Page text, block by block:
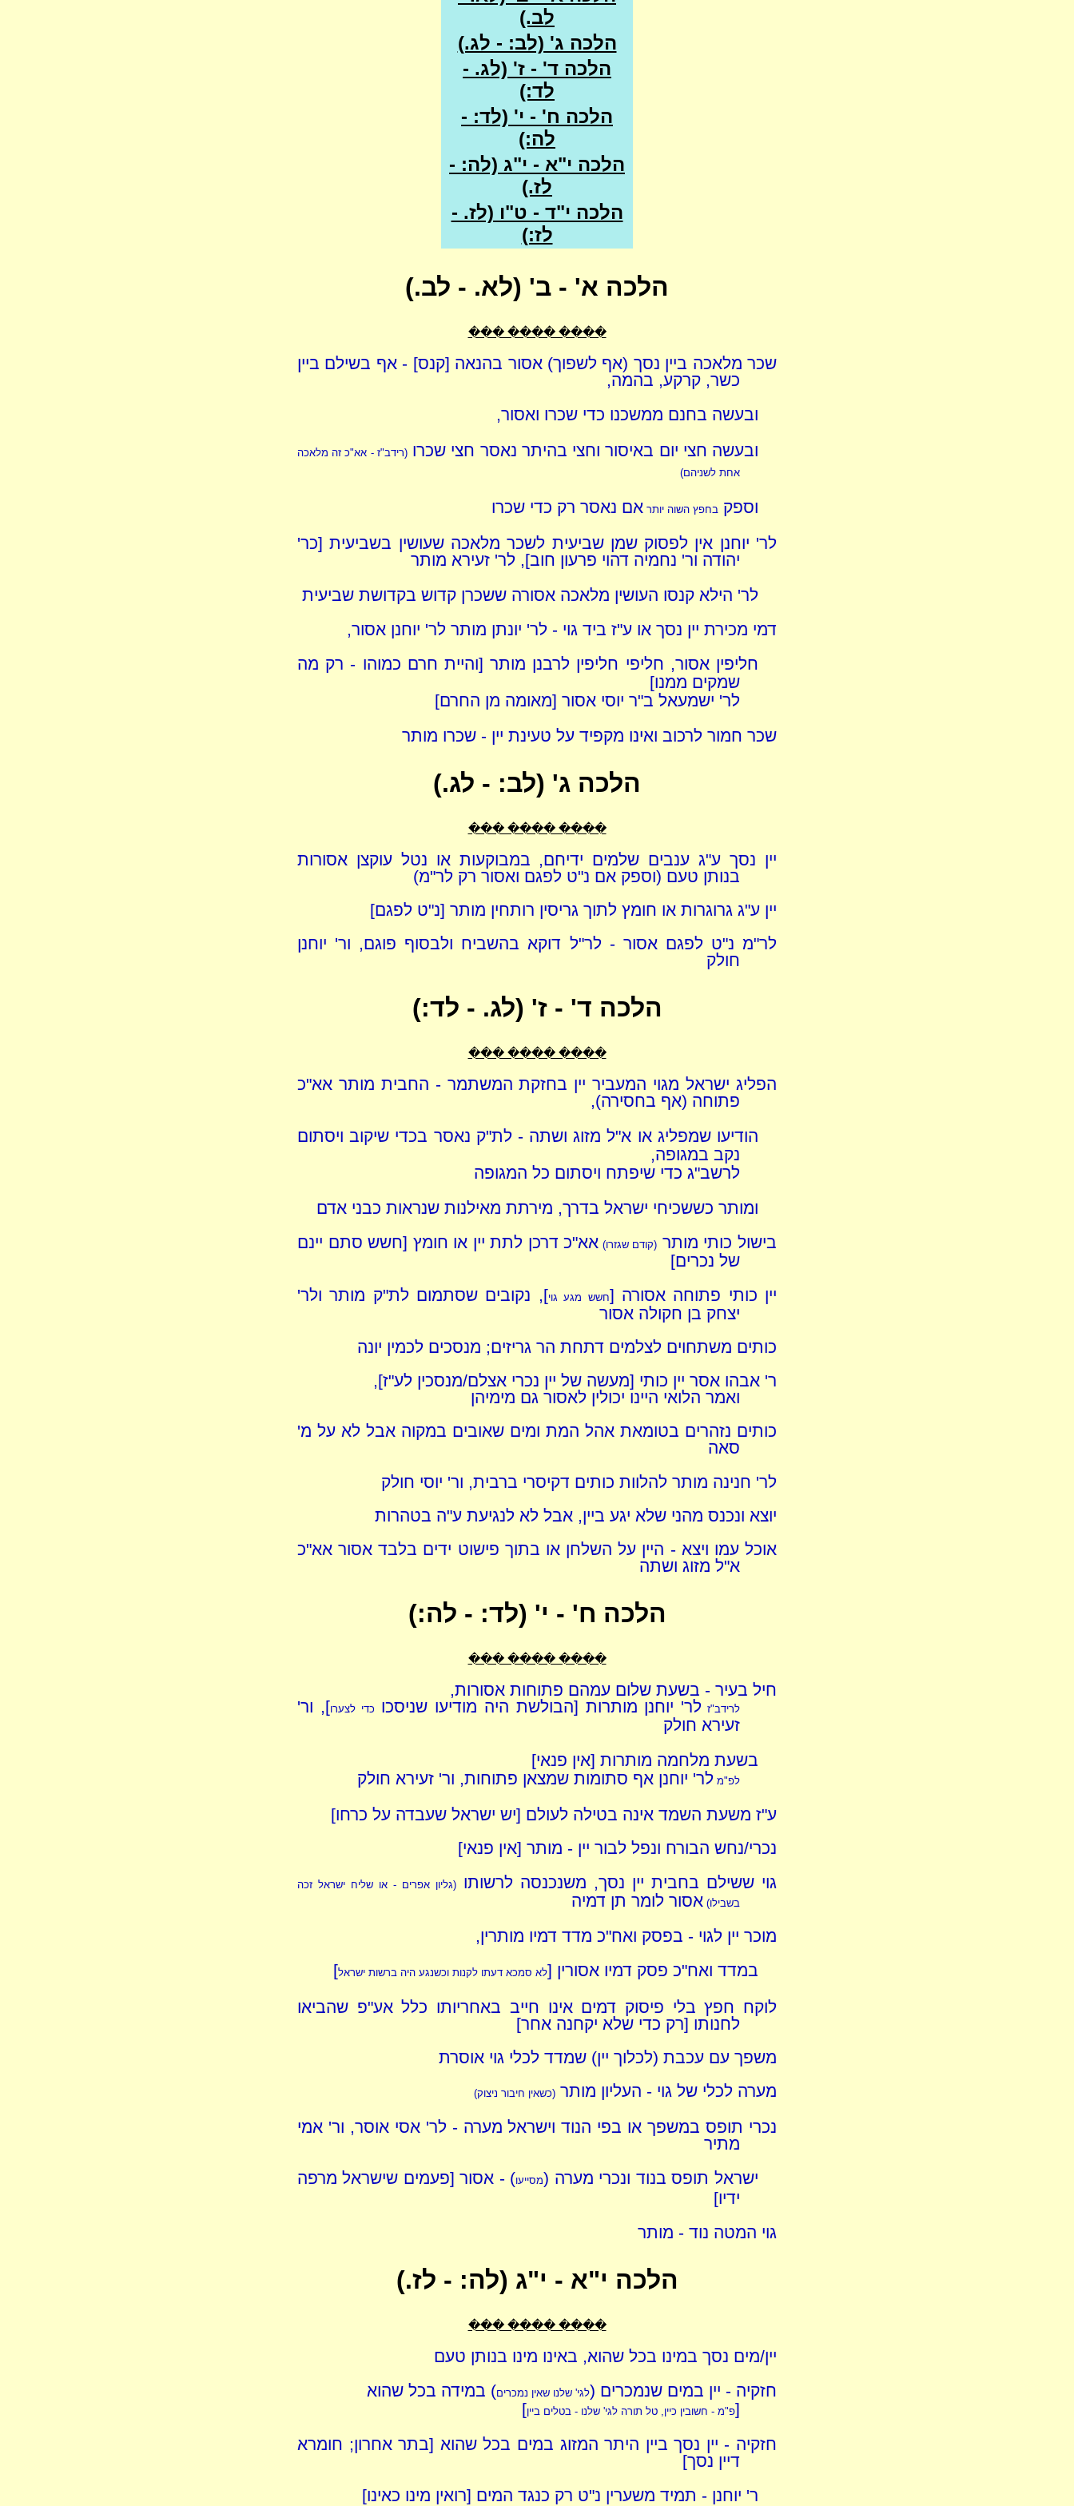
לב.)
הלכה ג' (לב: - לג.)
הלכה ד' - ז' (לג. -
לד:)
הלכה ח' - י' (לד: -
לה:)
הלכה י"א - י"ג (לה: -
לז.)
הלכה י"ד - ט"ו (לז. -
לז:)
הלכה א' - ב' (לא. - לב.)
���� ���� ���
שכר מלאכה ביין נסך (אף לשפוך) אסור בהנאה [קנס] - אף בשילם ביין
כשר, קרקע, בהמה,
ובעשה בחנם ממשכנו כדי שכרו ואסור,
ובעשה חצי יום באיסור וחצי בהיתר נאסר חצי שכרו(רידב"ז - אא"כ זה מלאכה
אחת לשניהם)
וספקבחפץ השוה יותר אם נאסר רק כדי שכרו
לר' יוחנן אין לפסוק שמן שביעית לשכר מלאכה שעושין בשביעית [כר'
יהודה ור' נחמיה דהוי פרעון חוב], לר' זעירא מותר
לר' הילא קנסו העושין מלאכה אסורה ששכרן קדוש בקדושת שביעית
דמי מכירת יין נסך או ע"ז ביד גוי - לר' יונתן מותר לר' יוחנן אסור,
חליפין אסור, חליפי חליפין לרבנן מותר [והיית חרם כמוהו - רק מה
שמקים ממנו]
לר' ישמעאל ב"ר יוסי אסור [מאומה מן החרם]
שכר חמור לרכוב ואינו מקפיד על טעינת יין - שכרו מותר
הלכה ג' (לב: - לג.)
���� ���� ���
יין נסך ע"ג ענבים שלמים ידיחם, במבוקעות או נטל עוקצן אסורות
בנותן טעם (וספק אם נ"ט לפגם ואסור רק לר"מ)
יין ע"ג גרוגרות או חומץ לתוך גריסין רותחין מותר [נ"ט לפגם]
לר"מ נ"ט לפגם אסור - לר"ל דוקא בהשביח ולבסוף פוגם, ור' יוחנן
חולק
הלכה ד' - ז' (לג. - לד:)
���� ���� ���
הפליג ישראל מגוי המעביר יין בחזקת המשתמר - החבית מותר אא"כ
פתוחה (אף בחסירה),
הודיעו שמפליג או א"ל מזוג ושתה - לת"ק נאסר בכדי שיקוב ויסתום
נקב במגופה,
לרשב"ג כדי שיפתח ויסתום כל המגופה
ומותר כששכיחי ישראל בדרך, מירתת מאילנות שנראות כבני אדם
בישול כותי מותר (קודם שגזרו) אא"כ דרכן לתת יין או חומץ [חשש סתם יינם
של נכרים]
יין כותי פתוחה אסורה [חשש מגע גוי], נקובים שסתמום לת"ק מותר ולר'
יצחק בן חקולה אסור
כותים משתחוים לצלמים דתחת הר גריזים; מנסכים לכמין יונה
ר' אבהו אסר יין כותי [מעשה של יין נכרי אצלם/מנסכין לע"ז],
ואמר הלואי היינו יכולין לאסור גם מימיהן
כותים נזהרים בטומאת אהל המת ומים שאובים במקוה אבל לא על מ'
סאה
לר' חנינה מותר להלוות כותים דקיסרי ברבית, ור' יוסי חולק
יוצא ונכנס מהני שלא יגע ביין, אבל לא לנגיעת ע"ה בטהרות
אוכל עמו ויצא - היין על השלחן או בתוך פישוט ידים בלבד אסור אא"כ
א"ל מזוג ושתה
הלכה ח' - י' (לד: - לה:)
���� ���� ���
חיל בעיר - בשעת שלום עמהם פתוחות אסורות,
לרידב"ז לר' יוחנן מותרות [הבולשת היה מודיעו שניסכו כדי לצערו], ור'
זעירא חולק
בשעת מלחמה מותרות [אין פנאי]
לפ"מלר' יוחנן אף סתומות שמצאן פתוחות, ור' זעירא חולק
ע"ז משעת השמד אינה בטילה לעולם [יש ישראל שעבדה על כרחו]
נכרי/נחש הבורח ונפל לבור יין - מותר [אין פנאי]
גוי ששילם בחבית יין נסך, משנכנסה לרשותו
(גליון אפרים - או שליח ישראל זכה
בשבילו) אסור לומר תן דמיה
מוכר יין לגוי - בפסק ואח"כ מדד דמיו מותרין,
במדד ואח"כ פסק דמיו אסורין [לא סמכא דעתו לקנות וכשנגע היה ברשות ישראל]
לוקח חפץ בלי פיסוק דמים אינו חייב באחריותו כלל אע"פ שהביאו
לחנותו [רק כדי שלא יקחנה אחר]
משפך עם עכבת (לכלוך יין) שמדד לכלי גוי אוסרת
מערה לכלי של גוי - העליון מותר (כשאין חיבור ניצוק)
נכרי תופס במשפך או בפי הנוד וישראל מערה - לר' אסי אוסר, ור' אמי
מתיר
ישראל תופס בנוד ונכרי מערה (מסייעו) - אסור [פעמים שישראל מרפה
ידיו]
גוי המטה נוד - מותר
הלכה י"א - י"ג (לה: - לז.)
���� ���� ���
יין/מים נסך במינו בכל שהוא, באינו מינו בנותן טעם
חזקיה - יין במים שנמכרים (לגי' שלנו שאין נמכרים) במידה בכל שהוא
[פ"מ - חשובין כיין, טל תורה לגי' שלנו - בטלים ביין]
חזקיה - יין נסך ביין היתר המזוג במים בכל שהוא [בתר אחרון; חומרא
דיין נסך]
ר' יוחנן - תמיד משערין נ"ט רק כנגד המים [רואין מינו כאינו]